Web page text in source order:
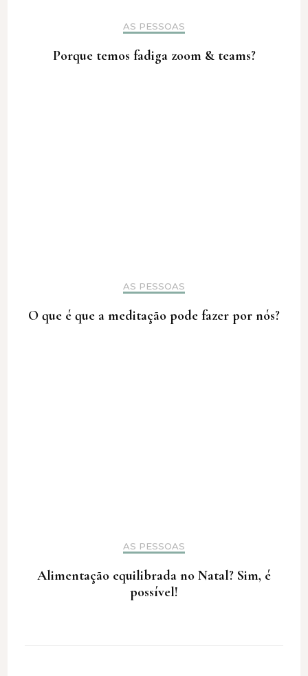
AS PESSOAS
Porque temos fadiga zoom & teams?
AS PESSOAS
O que é que a meditação pode fazer por nós?
AS PESSOAS
Alimentação equilibrada no Natal? Sim, é
possível!